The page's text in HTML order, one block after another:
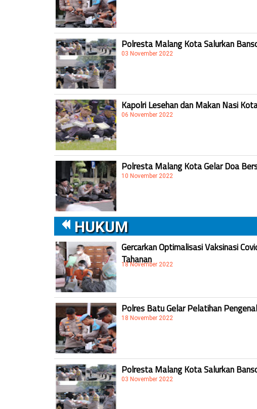
Polresta Malang Kota Salurkan
03 November 2022
Kapolri Lesehan dan Makan Nasi
06 November 2022
Polresta Malang Kota Gelar Doa
10 November 2022
HUKUM
Gercarkan Optimalisasi Vaksinasi
Tahanan
18 November 2022
Polres Batu Gelar Pelatihan
18 November 2022
Polresta Malang Kota Salurkan
03 November 2022